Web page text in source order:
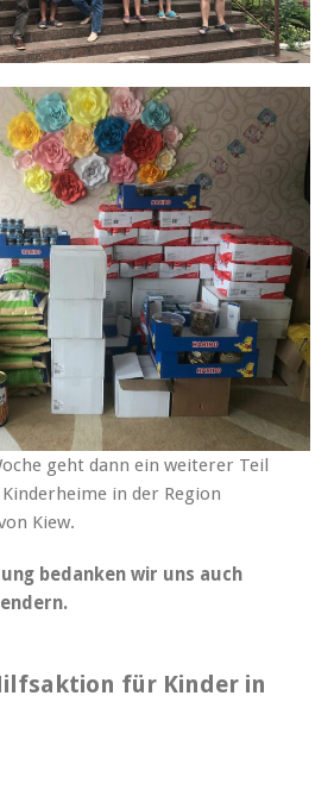
geht dann ein weiterer Teil
in der Region
Kiew.
bedanken wir uns auch
für Kinder in